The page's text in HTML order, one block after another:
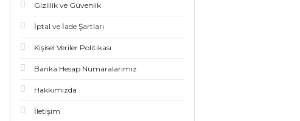
Gizlilik ve Güvenlik
İptal ve İade Şartları
Kişisel Veriler Politikası
Banka Hesap Numaralarımız
Hakkımızda
İletişim